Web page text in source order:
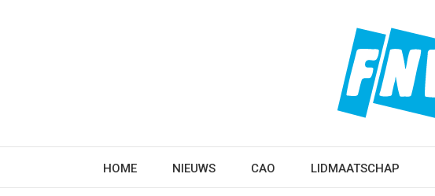
HOME NIEUWS CAO LIDMAATSCHAP